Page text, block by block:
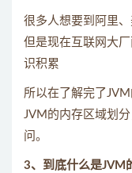
很多人想要到阿里
但是现在互联网大
识积累
所以在了解完了
JVM的内存区域划
问。
3、到底什么是JVM